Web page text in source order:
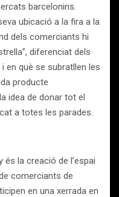
barcelonins.
ubicació a la fira a la
dels comerciants hi
diferenciat dels
en què se subratllen les
producte
idea de donar tot el
a totes les parades.
és la creació de l’espai
comerciants de
en una xerrada en